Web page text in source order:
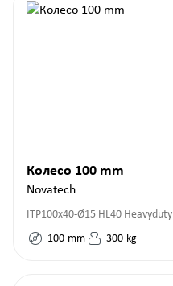
Колесо 100 mm
Novatech
ITP100x40-Ø15 HL40 Heavyduty
100 mm 300 kg